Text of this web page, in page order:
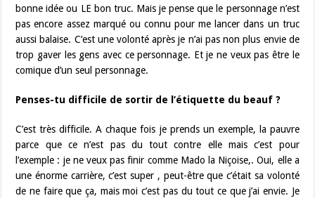
bonne idée ou LE bon truc. Mais je pense que le personnage n’est
pas encore assez marqué ou connu pour me lancer dans un truc
aussi balaise. C’est une volonté après je n’ai pas non plus envie de
trop gaver les gens avec ce personnage. Et je ne veux pas être le
comique d’un seul personnage.
Penses-tu difficile de sortir de l’étiquette du beauf ?
C’est très difficile. A chaque fois je prends un exemple, la pauvre
parce que ce n’est pas du tout contre elle mais c’est pour
l’exemple : je ne veux pas finir comme Mado la Niçoise,. Oui, elle a
une énorme carrière, c’est super , peut-être que c’était sa volonté
de ne faire que ça, mais moi c’est pas du tout ce que j’ai envie. Je